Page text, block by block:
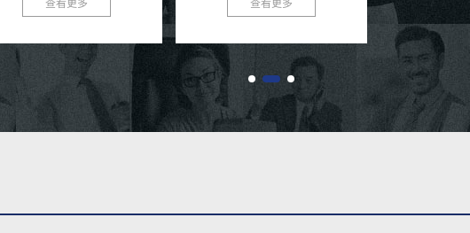
我们致力于为客户提供优...
查看更多